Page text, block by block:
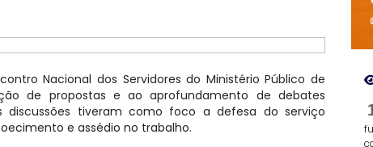
Nacional dos Servidores do Ministério Público de
de propostas e ao aprofundamento de debates
discussões tiveram como foco a defesa do serviço
e assédio no trabalho.